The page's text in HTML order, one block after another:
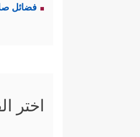
فضائل
اختر